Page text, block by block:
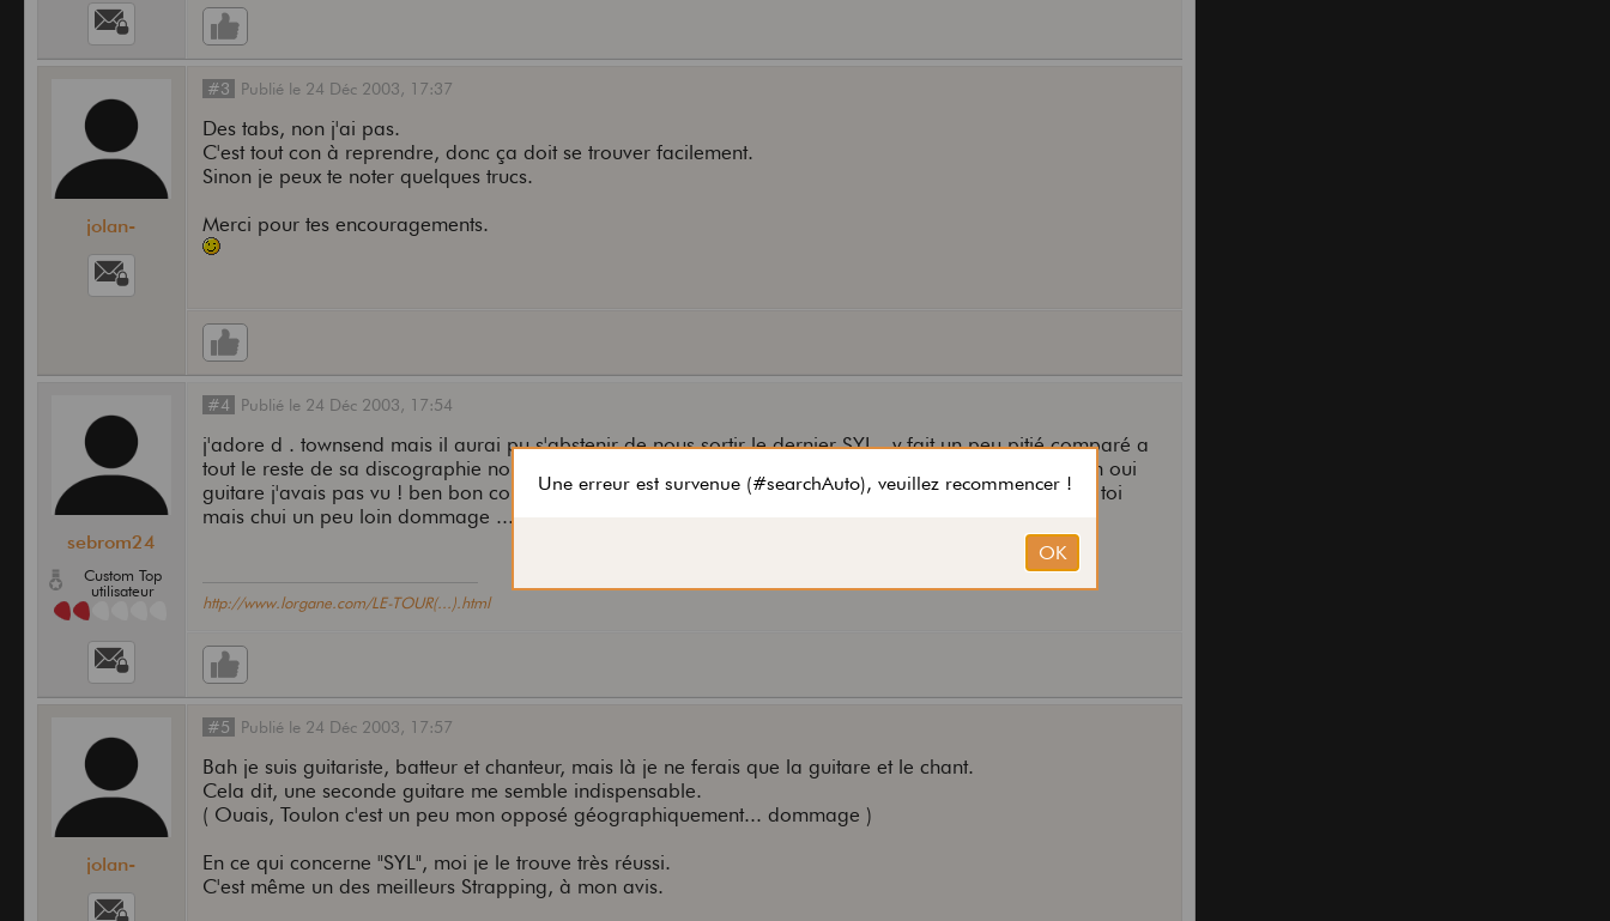
jolan-
#3 Publié le 24 Déc 2003, 17:37
Des tabs, non j'ai pas.
C'est tout con à reprendre, donc ça doit se trouver facilement.
Sinon je peux te noter quelques trucs.
Merci pour tes encouragements.
sebrom24
Custom Top
utilisateur
#4 Publié le 24 Déc 2003, 17:54
j'adore d . townsend mais il aurai pu s'abstenir de nous sortir le dernier SYL . y fait un peu pitié comparé a
tout le reste de sa discographie non ? sinon tu compte jouer de quel instrument dans ton groupe ? ah oui
guitare j'avais pas vu ! ben bon courage en tout cas si gt dans ton coin je serai bien venu jouer avec toi
mais chui un peu loin dommage ...
http://www.lorgane.com/LE-TOUR(...).html
jolan-
#5 Publié le 24 Déc 2003, 17:57
Bah je suis guitariste, batteur et chanteur, mais là je ne ferais que la guitare et le chant.
Cela dit, une seconde guitare me semble indispensable.
( Ouais, Toulon c'est un peu mon opposé géographiquement... dommage )
En ce qui concerne "SYL", moi je le trouve très réussi.
C'est même un des meilleurs Strapping, à mon avis.